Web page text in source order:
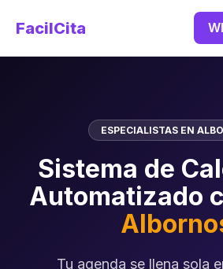
FacilCita
ESPECIALISTAS EN
Sistema de
Automatizado
Tu agenda se llena sola